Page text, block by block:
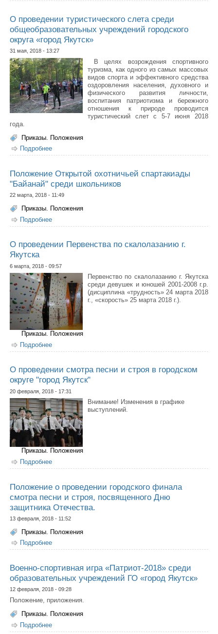
О проведении туристического слета среди
общеобразовательных учреждений городского
округа «город Якутск»
31 мая, 2018 - 13:27
В целях возрождения спортивного
туризма, как одного из самых массовых
видов спорта и эффективного средства
оздоровления населения, духовного и
физического развития личности,
воспитания патриотизма и бережного
отношения к природе проводится
туристический слет с 5-7 июня 2018
года.
Приказы. Положения
Подробнее
общеобразовательных учреждений городского округа
Положение Открытой охотничьей спартакиады
"Байанай" среди школьников
22 марта, 2018 - 11:49
Приказы. Положения
Подробнее
"Байанай" среди школьников
О проведении Первенства по скалолазанию г.
Якутска
6 марта, 2018 - 09:57
Первенство по скалолазанию г. Якутска
среди девушек и юношей 2001-2008 г.р.
(дисциплина «трудность» 24 марта 2018
г., «скорость» 25 марта 2018 г.).
Приказы. Положения
Подробнее
Якутска
О проведении смотра песни и строя в городском
округе "город Якутск"
20 февраля, 2018 - 17:31
Внимание! Изменения в графике
выступлений.
Приказы. Положения
Подробнее
округе "город Якутск"
Положение о проведении городского финала
смотра песни и строя, посвященного Дню
защитника Отечества.
13 февраля, 2018 - 11:52
Приказы. Положения
Подробнее
песни и строя, посвященного Дню защитника
Военно-спортивная игра «Патриот-2018» среди
образовательных учреждений ГО «город Якутск»
12 февраля, 2018 - 09:28
Положение, приложения.
Приказы. Положения
Подробнее
образовательных учреждений ГО «город Якутск»